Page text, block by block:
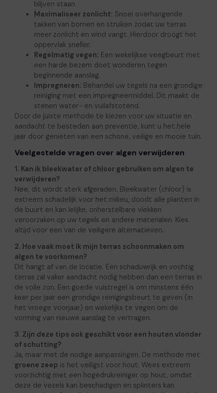
blijven staan.
Maximaliseer zonlicht: Snoei overhangende
takken van bomen en struiken zodat uw terras
meer zonlicht en wind vangt. Hierdoor droogt het
oppervlak sneller.
Regelmatig vegen: Een wekelijkse veegbeurt met
een harde bezem doet wonderen tegen
beginnende aanslag.
Impregneren: Behandel uw tegels na een grondige
reiniging met een impregneermiddel. Dit maakt de
stenen water- en vuilafstotend.
Door de juiste methode te kiezen voor uw situatie en
aandacht te besteden aan preventie, kunt u het hele
jaar door genieten van een schone, veilige en mooie tuin.
Veelgestelde vragen over algen verwijderen
1. Kan ik bleekwater of chloor gebruiken om algen te
verwijderen?
Nee, dit wordt sterk afgeraden. Bleekwater (chloor) is
extreem schadelijk voor het milieu, doodt alle planten in
de buurt en kan lelijke, onherstelbare vlekken
veroorzaken op uw tegels en andere materialen. Kies
altijd voor een van de veiligere alternatieven.
2. Hoe vaak moet ik mijn terras schoonmaken om
algen te voorkomen?
Dit hangt af van de locatie. Een schaduwrijk en vochtig
terras zal vaker aandacht nodig hebben dan een terras in
de volle zon. Een goede vuistregel is om minstens één
keer per jaar een grondige reinigingsbeurt te geven (in
het vroege voorjaar) en wekelijks te vegen om de
vorming van nieuwe aanslag te vertragen.
3. Zijn deze tips ook geschikt voor een houten vlonder
of schutting?
Ja, maar met de nodige aanpassingen. De methode met
groene zeep is het veiligst voor hout. Wees extreem
voorzichtig met een hogedrukreiniger op hout, omdat
deze de vezels kan beschadigen en splinters kan